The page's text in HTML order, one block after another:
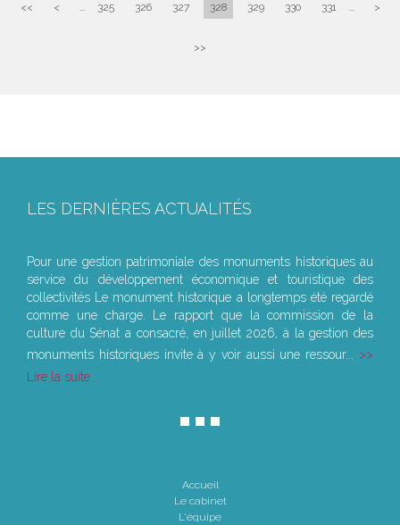
<< < ... 325 326 327 328 329 330 331 ... >
>>
LES DERNIÈRES ACTUALITÉS
Pour une gestion patrimoniale des monuments historiques au
service du développement économique et touristique des
collectivités Le monument historique a longtemps été regardé
comme une charge. Le rapport que la commission de la
culture du Sénat a consacré, en juillet 2026, à la gestion des
monuments historiques invite à y voir aussi une ressour...
Lire la suite
Accueil
Le cabinet
L'équipe